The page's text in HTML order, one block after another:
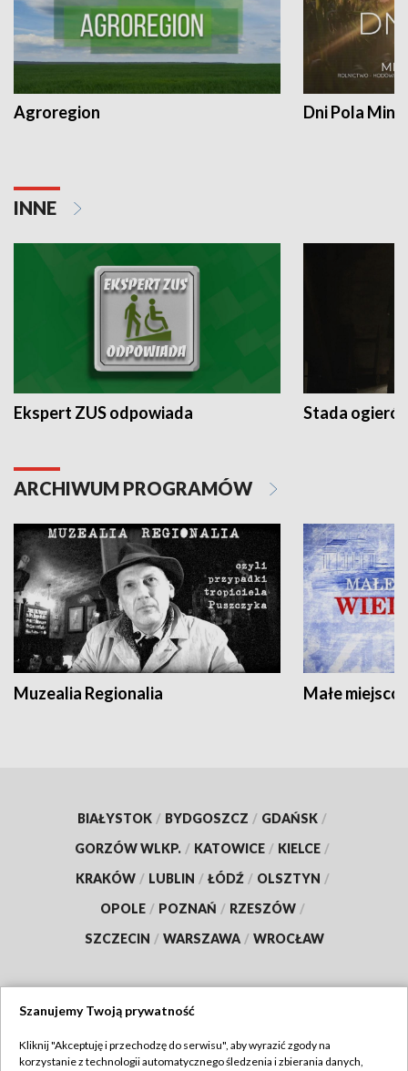
Agroregion Dni Pola
INNE
Ekspert ZUS odpowiada Stada
ARCHIWUM PROGRAMÓW
Muzealia Regionalia Małe
BIAŁYSTOK / BYDGOSZCZ / GDAŃSK /
GORZÓW WLKP. / KATOWICE / KIELCE /
KRAKÓW / LUBLIN / ŁÓDŹ / OLSZTYN /
OPOLE / POZNAŃ / RZESZÓW /
SZCZECIN / WARSZAWA / WROCŁAW
TVP
Szanujemy Twoją prywatność
Kliknij "Akceptuję i przechodzę do serwisu", aby wyrazić zgody na
korzystanie z technologii automatycznego śledzenia i zbierania danych,